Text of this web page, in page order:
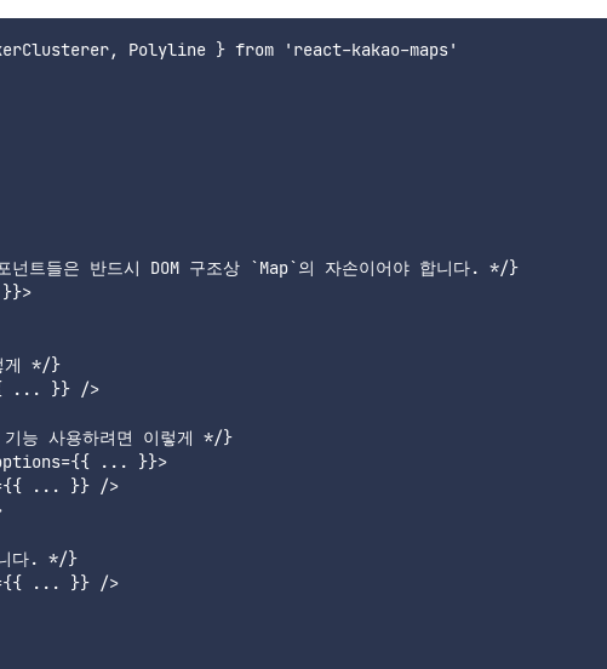
Polyline } from 'react-kakao-maps'
트들은 반드시 DOM 구조상 `Map`의 자손이어야 합니다. */}
게 */}
... }} />
능 사용하려면 이렇게 */}
... }}>
... }} />
다. */}
... }} />